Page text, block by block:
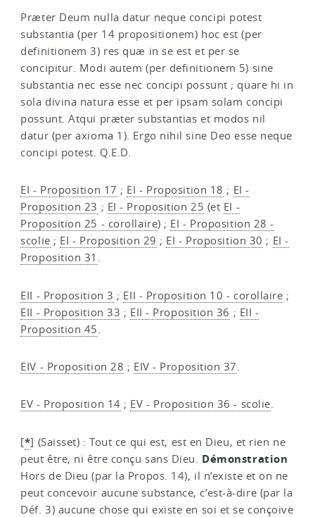
Præter Deum nulla datur neque concipi potest
substantia (per 14 propositionem) hoc est (per
definitionem 3) res quæ in se est et per se
concipitur. Modi autem (per definitionem 5) sine
substantia nec esse nec concipi possunt ; quare hi in
sola divina natura esse et per ipsam solam concipi
possunt. Atqui præter substantias et modos nil
datur (per axioma 1). Ergo nihil sine Deo esse neque
concipi potest. Q.E.D.
EI - Proposition 17 ; EI - Proposition 18 ; EI -
Proposition 23 ; EI - Proposition 25 (et EI -
Proposition 25 - corollaire) ; EI - Proposition 28 -
scolie ; EI - Proposition 29 ; EI - Proposition 30 ; EI -
Proposition 31 .
EII - Proposition 3 ; EII - Proposition 10 - corollaire ;
EII - Proposition 33 ; EII - Proposition 36 ; EII -
Proposition 45
EIV - Proposition 28 ; EIV - Proposition 37.
EV - Proposition 14 ; EV - Proposition 36 - scolie.
[*] (Saisset) : Tout ce qui est, est en Dieu, et rien ne
peut être, ni être conçu sans Dieu. Démonstration
Hors de Dieu (par la Propos. 14), il n’existe et on ne
peut concevoir aucune substance, c’est-à-dire (par la
Déf. 3) aucune chose qui existe en soi et se conçoive